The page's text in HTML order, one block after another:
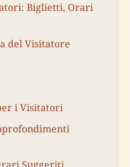
Biglietti, Orari
del Visitatore
i Visitatori